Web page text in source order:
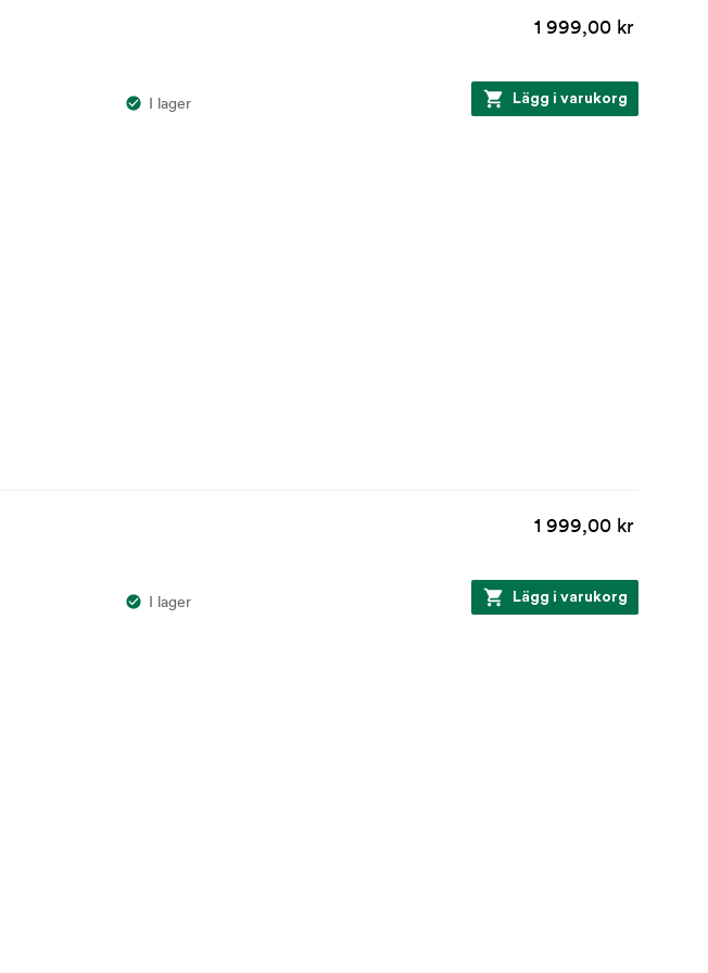
1 999,00 kr
I lager Lägg i varukorg
1 999,00 kr
I lager Lägg i varukorg